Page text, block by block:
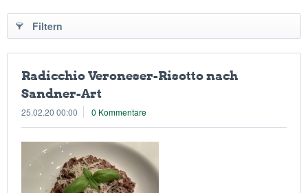
Filtern
Radicchio Veroneser-Risotto nach
Sandner-Art
25.02.20 00:00 0 Kommentare